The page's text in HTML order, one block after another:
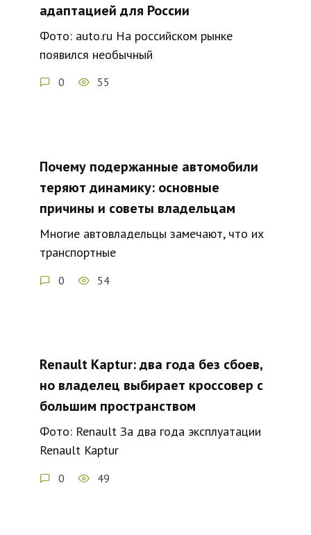
адаптацией для России
Фото: auto.ru На российском рынке
появился необычный
0 55
Почему подержанные автомобили
теряют динамику: основные
причины и советы владельцам
Многие автовладельцы замечают, что их
транспортные
0 54
Renault Kaptur: два года без сбоев,
но владелец выбирает кроссовер с
большим пространством
Фото: Renault За два года эксплуатации
Renault Kaptur
0 49